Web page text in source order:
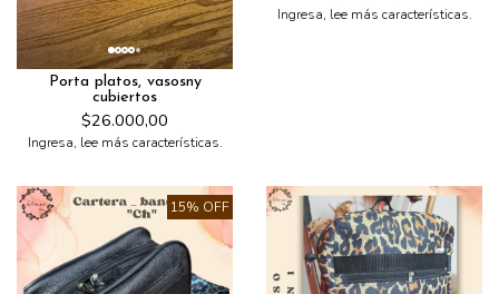
Porta platos, vasosny
cubiertos
$26.000,00
Ingresa, lee más características.
Ingresa, lee más características.
15% OFF